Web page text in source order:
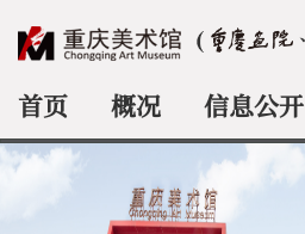
首页 概况 信息公开